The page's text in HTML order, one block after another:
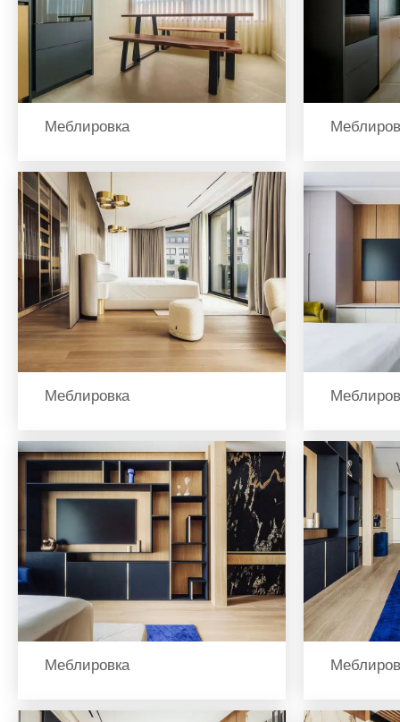
Меблировка
Меблировка
Меблировка